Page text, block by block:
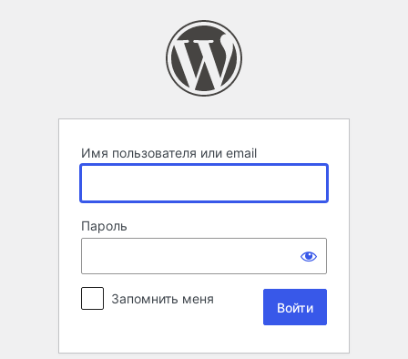
Имя пользователя или email
Пароль
Запомнить меня